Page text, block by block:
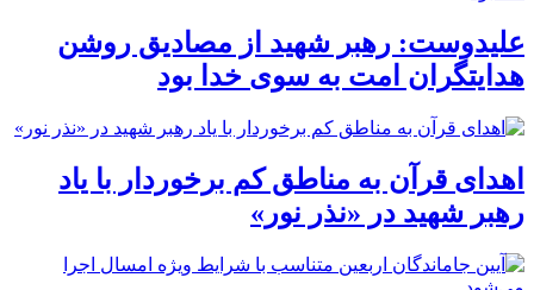
علیدوست: رهبر شهید از مصادیق روشن
هدایتگران امت به سوی خدا بود
اهدای قرآن به مناطق کم برخوردار با یاد
رهبر شهید در «نذر نور»